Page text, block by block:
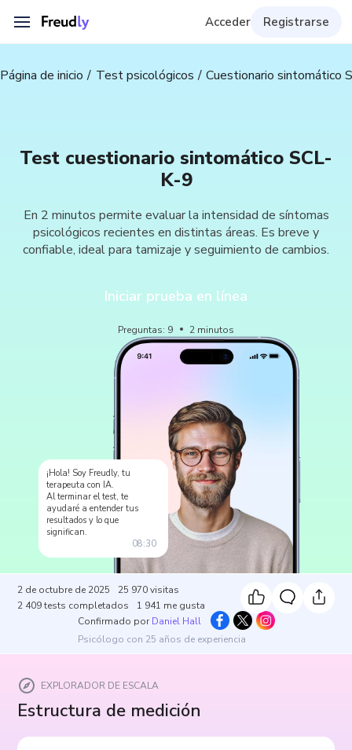
Acceder Registrarse
Página de inicio Test psicológicos Cuestionario sintomático
Test cuestionario sintomático SCL-
K-9
En 2 minutos permite evaluar la intensidad de síntomas
psicológicos recientes en distintas áreas. Es breve y
confiable, ideal para tamizaje y seguimiento de cambios.
Iniciar prueba en línea
Preguntas: 9 2 minutos
¡Hola! Soy Freudly, tu
terapeuta con IA.
Al terminar el test, te
ayudaré a entender tus
resultados y lo que
significan.
08:30
2 de octubre de 2025 25 970 visitas
2 409 tests completados 1 941 me gusta
Confirmado por Daniel Hall
Psicólogo con 25 años de experiencia
EXPLORADOR DE ESCALA
Estructura de medición